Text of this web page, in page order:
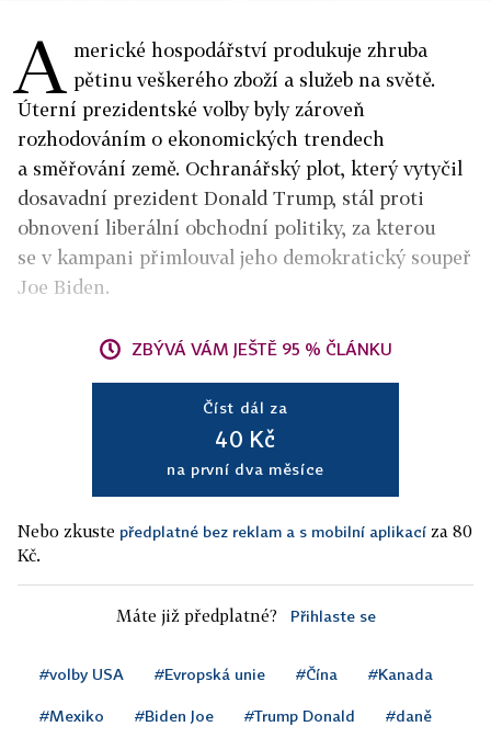
A merické hospodářství produkuje zhruba
pětinu veškerého zboží a služeb na světě.
Úterní prezidentské volby byly zároveň
rozhodováním o ekonomických trendech
a směřování země. Ochranářský plot, který vytyčil
dosavadní prezident Donald Trump, stál proti
obnovení liberální obchodní politiky, za kterou
se v kampani přimlouval jeho demokratický soupeř
Joe Biden.
ZBÝVÁ VÁM JEŠTĚ 95 % ČLÁNKU
Číst dál za
40 Kč
na první dva měsíce
Nebo zkuste předplatné bez reklam a s mobilní aplikací za 80
Kč.
Máte již předplatné? Přihlaste se
#volby USA #Evropská unie #Čína #Kanada
#Mexiko #Biden Joe #Trump Donald #daně